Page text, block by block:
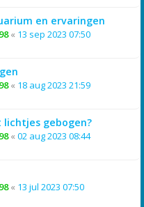
en ervaringen
« 13 sep 2023 07:50
« 18 aug 2023 21:59
gebogen?
« 02 aug 2023 08:44
« 13 jul 2023 07:50